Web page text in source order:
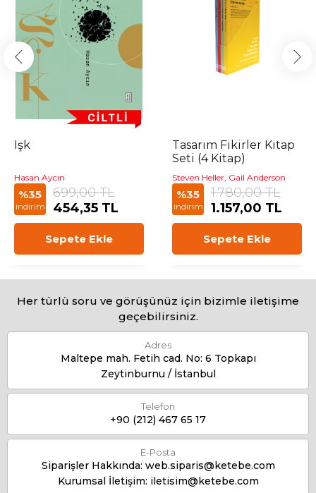
Işk
Hasan Aycın
%35
indirim
699,00 TL
454,35 TL
Sepete Ekle
Tasarım Fikirler Kitap
Seti (4 Kitap)
Steven Heller, Gail Anderson
%35
indirim
1.780,00 TL
1.157,00 TL
Sepete Ekle
Her türlü soru ve görüşünüz için bizimle iletişime
geçebilirsiniz.
Adres
Maltepe mah. Fetih cad. No: 6 Topkapı
Zeytinburnu / İstanbul
Telefon
+90 (212) 467 65 17
E-Posta
Siparişler Hakkında: web.siparis@ketebe.com
Kurumsal İletişim: iletisim@ketebe.com